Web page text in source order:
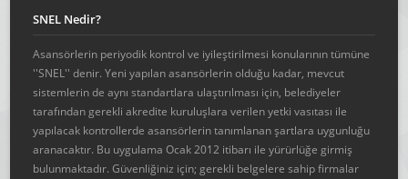
SNEL Nedir?
Asansörlerin periyodik kontrol ve iyileştirilmesi konularının tümüne
''SNEL'' denir. Yeni yapılan asansörlerin olduğu kadar, mevcut
sistemlerin de aynı standartlara ulaştırılması için, belediyeler
tarafından gerekli akredite kuruluşlara verilen yetki vasıtası ile
yapılacak kontrollerde asansörlerin tanımlanan şartlara uygunluğu
aranacaktır. Bu uygulama Ocak 2012 itibarı ile yürürlüğe girmiş
bulunmaktadır. Güvenliğiniz için; gerekli belgelere sahip firmalar